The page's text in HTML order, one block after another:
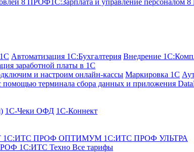
8 ПРОФ1С:Зарплата и управление
Автоматизация 1С:Бухгалтерия Внедрение
заработной платы в 1С
и настроим онлайн-кассы Маркировка 1С
помощью терминала сбора данных и приложения
1С-Чеки ОФД 1С‑Коннект
1С:ИТС ПРОФ ОПТИМУМ 1С:ИТС ПРОФ УЛЬТРА
1С:ИТС Техно Все тарифы